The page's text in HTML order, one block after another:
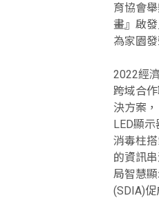
育協會
畫』啟
為家園
2022經
跨域合
決方案
LED顯
消毒柱
的資訊
局智慧
(SDIA)促